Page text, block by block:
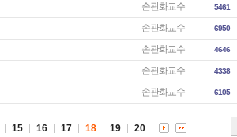
손관화교수 5461
손관화교수 6950
손관화교수 4646
손관화교수 4338
손관화교수 6105
15 16 17 18 19 20